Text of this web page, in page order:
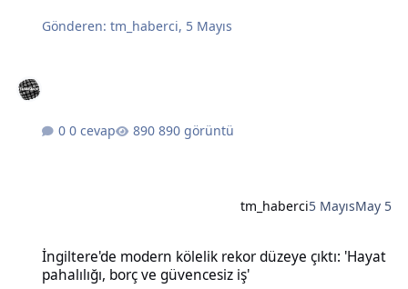
Gönderen:tm_haberci, 5 Mayıs
0 cevap 890 görüntü
tm_haberci5 MayısMay 5
İngiltere'de modern kölelik rekor düzeye çıktı: 'Hayat
pahalılığı, borç ve güvencesiz iş'